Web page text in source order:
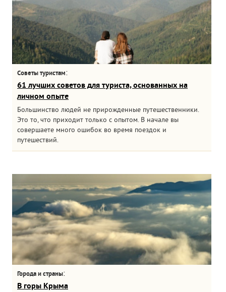
Советы туристам:
61 лучших советов для туриста, основанных на
личном опыте
Большинство людей не прирожденные путешественники.
Это то, что приходит только с опытом. В начале вы
совершаете много ошибок во время поездок и
путешествий.
Города и страны:
В горы Крыма